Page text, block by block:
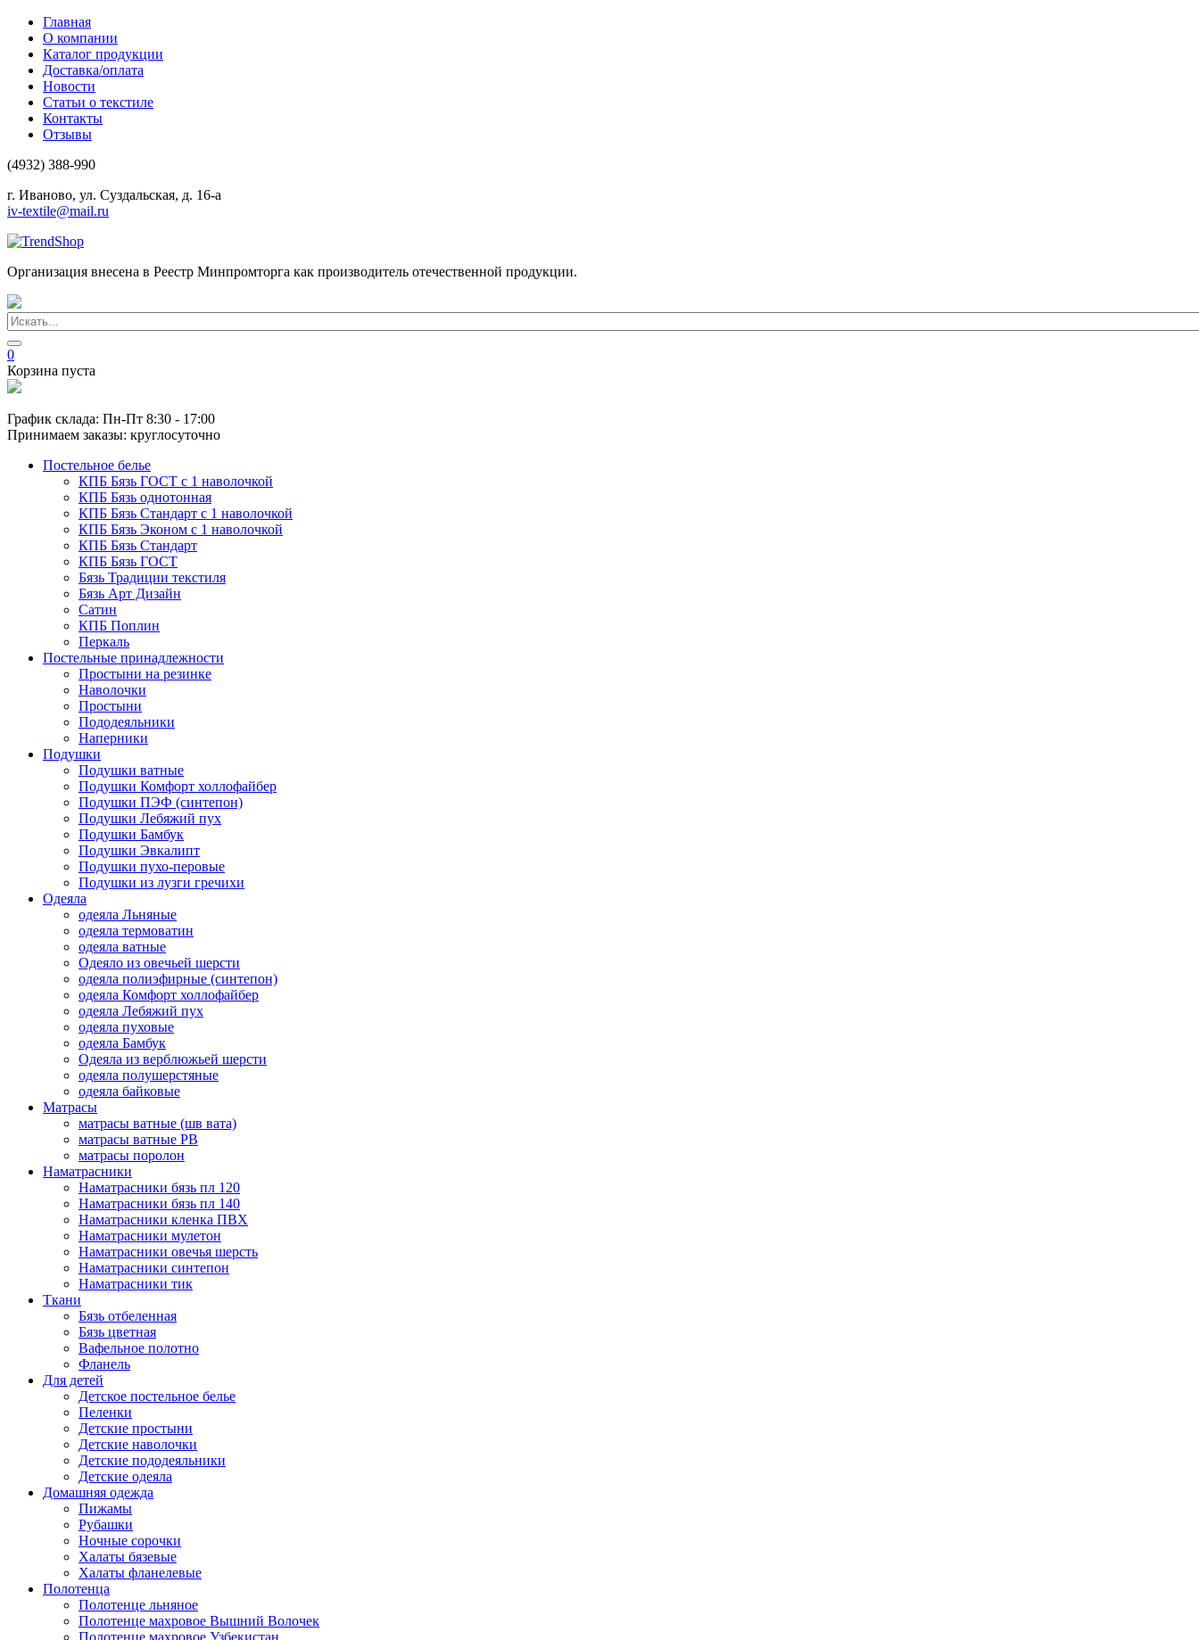
Главная
О компании
Каталог продукции
Доставка/оплата
Новости
Статьи о текстиле
Контакты
Отзывы
(4932) 388-990
г. Иваново, ул. Суздальская, д. 16-а
iv-textile@mail.ru
Организация внесена в Реестр Минпромторга как производитель отечественной продукции.
0
Корзина пуста
График склада: Пн-Пт 8:30 - 17:00
Принимаем заказы: круглосуточно
Постельное белье
КПБ Бязь ГОСТ c 1 наволочкой
КПБ Бязь однотонная
КПБ Бязь Стандарт c 1 наволочкой
КПБ Бязь Эконом с 1 наволочкой
КПБ Бязь Стандарт
КПБ Бязь ГОСТ
Бязь Традиции текстиля
Бязь Арт Дизайн
Сатин
КПБ Поплин
Перкаль
Постельные принадлежности
Простыни на резинке
Наволочки
Простыни
Пододеяльники
Наперники
Подушки
Подушки ватные
Подушки Комфорт холлофайбер
Подушки ПЭФ (синтепон)
Подушки Лебяжий пух
Подушки Бамбук
Подушки Эвкалипт
Подушки пухо-перовые
Подушки из лузги гречихи
Одеяла
одеяла Льняные
одеяла термоватин
одеяла ватные
Одеяло из овечьей шерсти
одеяла полиэфирные (синтепон)
одеяла Комфорт холлофайбер
одеяла Лебяжий пух
одеяла пуховые
одеяла Бамбук
Одеяла из верблюжьей шерсти
одеяла полушерстяные
одеяла байковые
Матрасы
матрасы ватные (шв вата)
матрасы ватные РВ
матрасы поролон
Наматрасники
Наматрасники бязь пл 120
Наматрасники бязь пл 140
Наматрасники кленка ПВХ
Наматрасники мулетон
Наматрасники овечья шерсть
Наматрасники синтепон
Наматрасники тик
Ткани
Бязь отбеленная
Бязь цветная
Вафельное полотно
Фланель
Для детей
Детское постельное белье
Пеленки
Детские простыни
Детские наволочки
Детские пододеяльники
Детские одеяла
Домашняя одежда
Пижамы
Рубашки
Ночные сорочки
Халаты бязевые
Халаты фланелевые
Полотенца
Полотенце льняное
Полотенце махровое Вышний Волочек
Полотенце махровое Узбекистан